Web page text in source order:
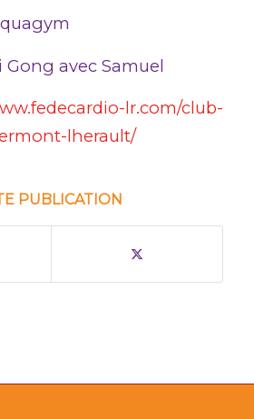
avec Samuel
lr.com/club-
lherault/
PUBLICATION